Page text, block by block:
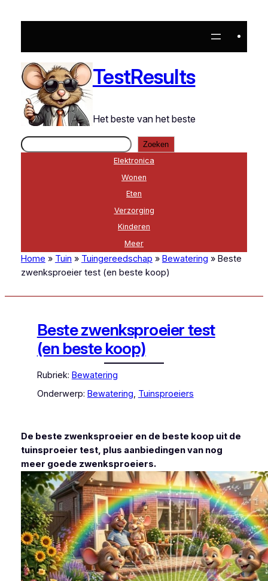
naar
inhoud
TestResults
Het beste van het beste
Zoeken
Zoeken
Elektronica
Wonen
Eten
Verzorging
Kinderen
Meer
Home » Tuin » Tuingereedschap » Bewatering »Beste
zwenksproeier test (en beste koop)
Beste zwenksproeier test
(en beste koop)
Rubriek: Bewatering
Onderwerp: Bewatering, Tuinsproeiers
De beste zwenksproeier en de beste koop uit de
tuinsproeier test, plus aanbiedingen van nog
meer goede zwenksproeiers.